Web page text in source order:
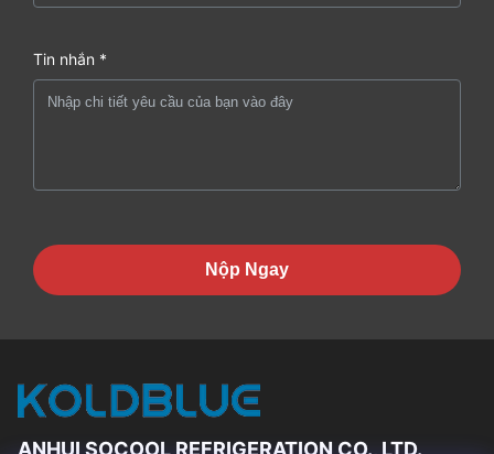
Tin nhắn *
Nộp Ngay
ANHUI SOCOOL REFRIGERATION CO., LTD.